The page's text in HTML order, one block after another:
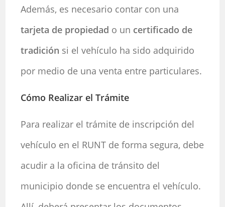
Además, es necesario contar con una
tarjeta de propiedad o un certificado de
tradición si el vehículo ha sido adquirido
por medio de una venta entre particulares.
Cómo Realizar el Trámite
Para realizar el trámite de inscripción del
vehículo en el RUNT de forma segura, debe
acudir a la oficina de tránsito del
municipio donde se encuentra el vehículo.